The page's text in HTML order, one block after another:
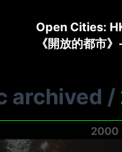
Open Cities:
《開放的都市
archived /
2000